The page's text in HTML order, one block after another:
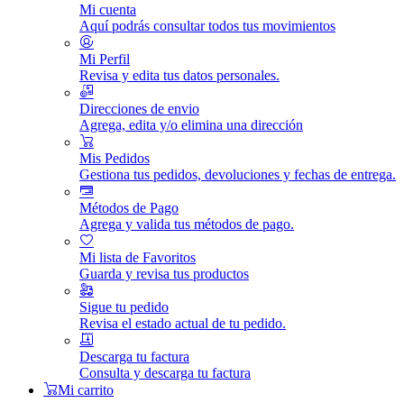
Mi cuenta
Aquí podrás consultar todos tus movimientos
Mi Perfil
Revisa y edita tus datos personales.
Direcciones de envio
Agrega, edita y/o elimina una dirección
Mis Pedidos
Gestiona tus pedidos, devoluciones y fechas de entrega.
Métodos de Pago
Agrega y valida tus métodos de pago.
Mi lista de Favoritos
Guarda y revisa tus productos
Sigue tu pedido
Revisa el estado actual de tu pedido.
Descarga tu factura
Consulta y descarga tu factura
Mi carrito